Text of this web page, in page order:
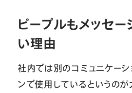
ピープルもメッセ
い理由
社内では別のコミュニケーシ
ンで使用しているというの